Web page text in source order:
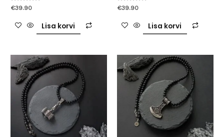
Hinnanguga
0
€39.90
Lisa korvi
Hinnanguga
0
€39.90
Lisa korvi